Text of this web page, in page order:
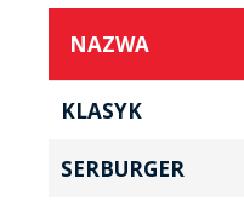
NAZWA
KLASYK
SERBURGER